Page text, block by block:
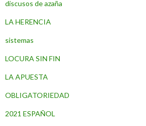
discusos de azaña
LA HERENCIA
sistemas
LOCURA SIN FIN
LA APUESTA
OBLIGATORIEDAD
2021 ESPAÑOL